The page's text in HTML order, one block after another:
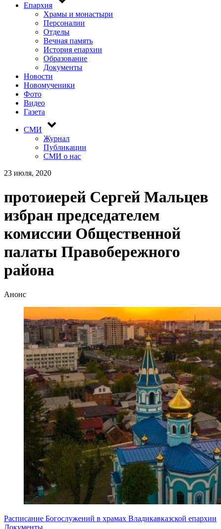
Епархия
Храмы и монастыри
Персоналии
Отделы
Вечная память
История епархии
Образование
Документы
Новости
Новомученики
Фото
Видео
Газета
СМИ
Журнал
Публикации
СМИ о нас
23 июля, 2020
протоиерей Сергей Мальцев
избран председателем
комиссии Общественной
палаты Правобережного
района
Анонс
Расписание Богослужений в храмах Владикавказской епархии
Документы